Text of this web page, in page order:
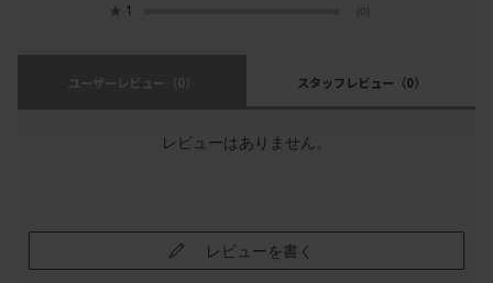
★ 1 (0)
ユーザーレビュー （0） スタッフレビュー （0）
レビューはありません。
レビューを書く